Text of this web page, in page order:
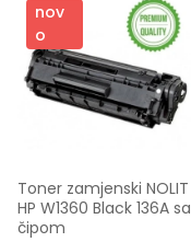
nov
o
Toner zamjenski NOLIT
HP W1360 Black 136A sa
čipom